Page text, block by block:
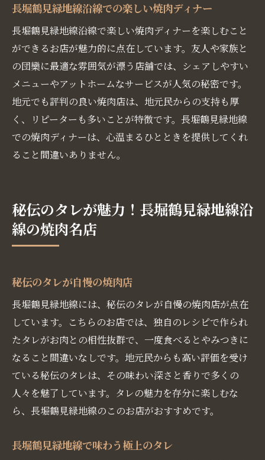
長堀鶴見緑地線沿線での楽しい焼肉ディナー
長堀鶴見緑地線沿線で楽しい焼肉ディナーを楽しむこと
ができるお店が魅力的に点在しています。友人や家族と
の団欒に最適な雰囲気が漂う店舗では、シェアしやすい
メニューやアットホームなサービスが人気の秘密です。
地元でも評判の良い焼肉店は、地元民からの支持も厚
く、リピーターも多いことが特徴です。長堀鶴見緑地線
での焼肉ディナーは、心温まるひとときを提供してくれ
ること間違いありません。
秘伝のタレが魅力！長堀鶴見緑地線沿
線の焼肉名店
秘伝のタレが自慢の焼肉店
長堀鶴見緑地線には、秘伝のタレが自慢の焼肉店が点在
しています。こちらのお店では、独自のレシピで作られ
たタレがお肉との相性抜群で、一度食べるとやみつきに
なること間違いなしです。地元民からも高い評価を受け
ている秘伝のタレは、その味わい深さと香りで多くの
人々を魅了しています。タレの魅力を存分に楽しむな
ら、長堀鶴見緑地線のこのお店がおすすめです。
長堀鶴見緑地線で味わう極上のタレ